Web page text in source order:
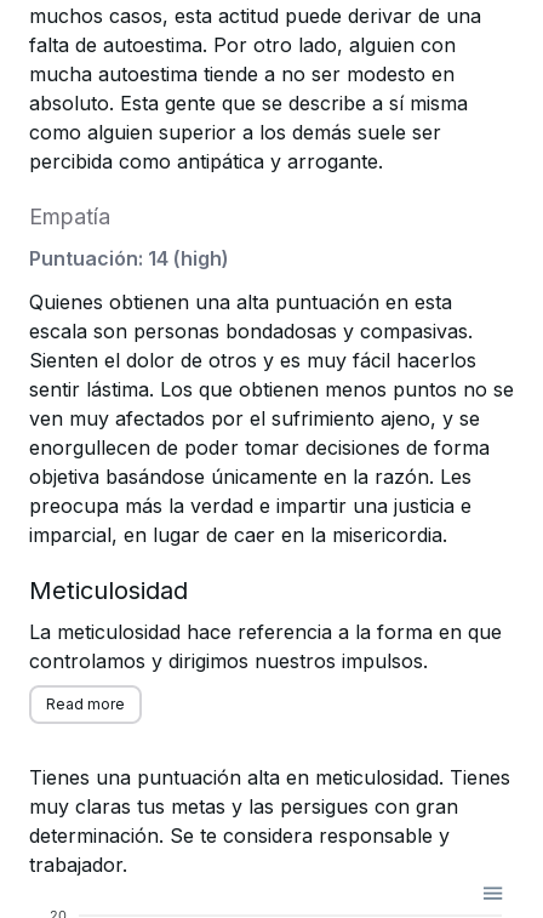
muchos casos, esta actitud puede derivar de una
falta de autoestima. Por otro lado, alguien con
mucha autoestima tiende a no ser modesto en
absoluto. Esta gente que se describe a sí misma
como alguien superior a los demás suele ser
percibida como antipática y arrogante.
Empatía
Puntuación: 14 (high)
Quienes obtienen una alta puntuación en esta
escala son personas bondadosas y compasivas.
Sienten el dolor de otros y es muy fácil hacerlos
sentir lástima. Los que obtienen menos puntos no se
ven muy afectados por el sufrimiento ajeno, y se
enorgullecen de poder tomar decisiones de forma
objetiva basándose únicamente en la razón. Les
preocupa más la verdad e impartir una justicia e
imparcial, en lugar de caer en la misericordia.
Meticulosidad
La meticulosidad hace referencia a la forma en que
controlamos y dirigimos nuestros impulsos.
Read more
Tienes una puntuación alta en meticulosidad. Tienes
muy claras tus metas y las persigues con gran
determinación. Se te considera responsable y
trabajador.